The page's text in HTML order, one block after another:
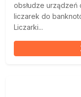
obsłudze
liczarek do
Liczarki...